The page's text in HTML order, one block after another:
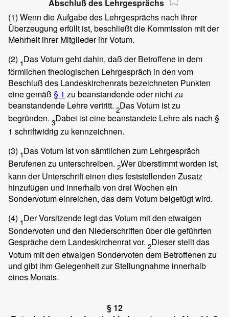
Abschluß des Lehrgesprächs
(1) Wenn die Aufgabe des Lehrgesprächs nach ihrer
Überzeugung erfüllt ist, beschließt die Kommission mit der
Mehrheit ihrer Mitglieder ihr Votum.
(2) 1Das Votum geht dahin, daß der Betroffene in dem
förmlichen theologischen Lehrgespräch in den vom
Beschluß des Landeskirchenrats bezeichneten Punkten
eine gemäß § 1 zu beanstandende oder nicht zu
beanstandende Lehre vertritt. 2Das Votum ist zu
begründen. 3Dabei ist eine beanstandete Lehre als nach §
1 schriftwidrig zu kennzeichnen.
(3) 1Das Votum ist von sämtlichen zum Lehrgespräch
Berufenen zu unterschreiben. 2Wer überstimmt worden ist,
kann der Unterschrift einen dies feststellenden Zusatz
hinzufügen und innerhalb von drei Wochen ein
Sondervotum einreichen, das dem Votum beigefügt wird.
(4) 1Der Vorsitzende legt das Votum mit den etwaigen
Sondervoten und den Niederschriften über die geführten
Gespräche dem Landeskirchenrat vor. 2Dieser stellt das
Votum mit den etwaigen Sondervoten dem Betroffenen zu
und gibt ihm Gelegenheit zur Stellungnahme innerhalb
eines Monats.
§ 12